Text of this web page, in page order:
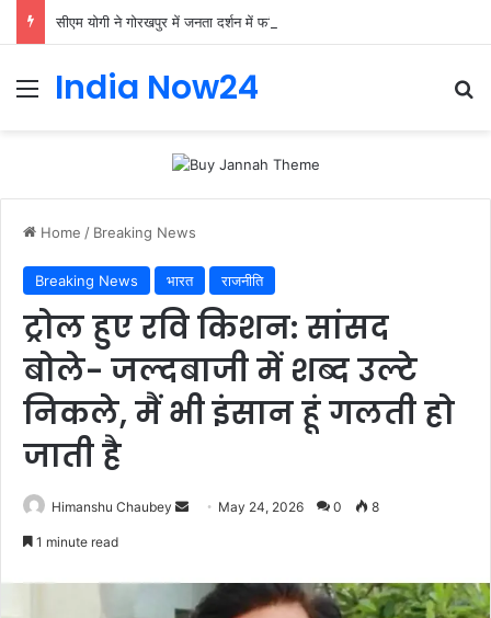
सीएम योगी ने गोरखपुर में जनता दर्शन में फरियादियों की समस्याएं सुनीं।
India Now24
Home / Breaking News
Breaking News भारत राजनीति
ट्रोल हुए रवि किशन: सांसद
बोले- जल्दबाजी में शब्द उल्टे
निकले, मैं भी इंसान हूं गलती हो
जाती है
Himanshu Chaubey May 24, 2026 0 8
1 minute read